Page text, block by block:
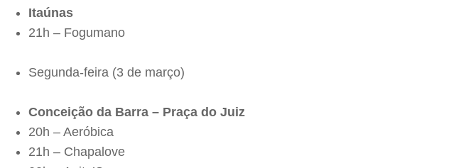
Itaúnas
21h – Fogumano
Segunda-feira (3 de março)
Conceição da Barra – Praça do Juiz
20h – Aeróbica
21h – Chapalove